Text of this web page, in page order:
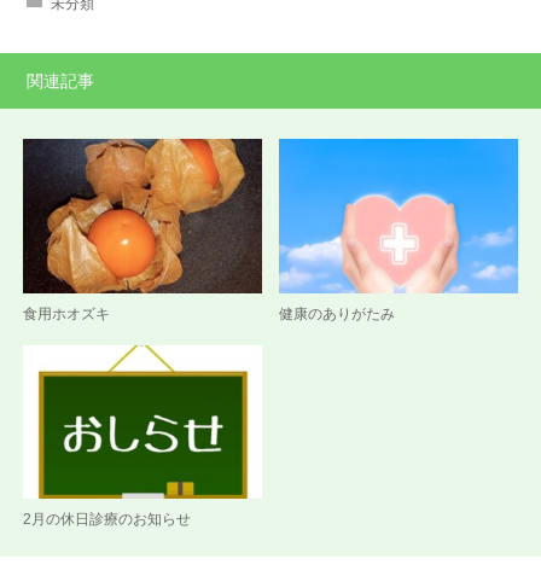
関連記事
食用ホオズキ 健康のありがたみ
2月の休日診療のお知らせ